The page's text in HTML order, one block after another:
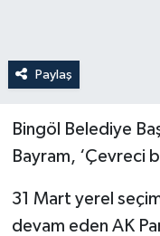
Paylaş
Bingöl Belediye
Bayram, ‘Çevreci
31 Mart yerel
devam eden AK